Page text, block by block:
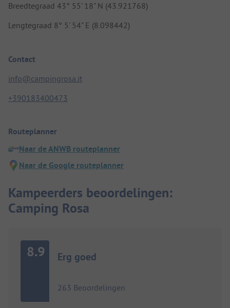
Breedtegraad 43° 55' 18" N (43.921768)
Lengtegraad 8° 5' 54" E (8.098442)
Contact
info@campingrosa.it
+390183400473
Routeplanner
Naar de ANWB routeplanner
Naar de Google routeplanner
Kampeerders beoordelingen:
Camping Rosa
8.9 Erg goed
263 Beoordelingen